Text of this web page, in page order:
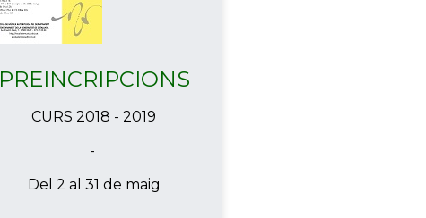
PREINCRIPCIONS
CURS 2018 - 2019
-
Del 2 al 31 de maig